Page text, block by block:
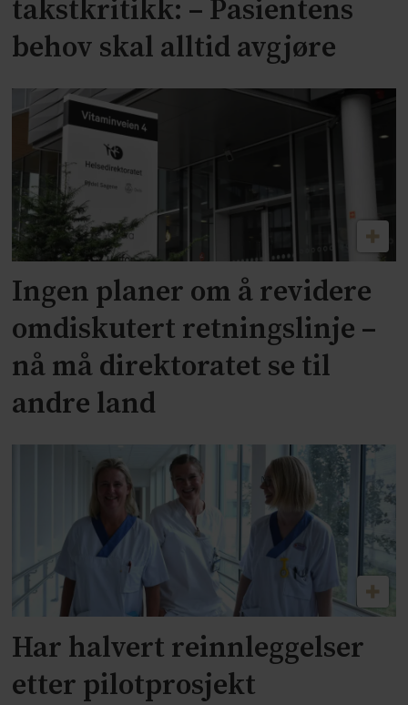
takstkritikk: – Pasientens
behov skal alltid avgjøre
Ingen planer om å revidere
omdiskutert retningslinje –
nå må direktoratet se til
andre land
Har halvert reinnleggelser
etter pilotprosjekt